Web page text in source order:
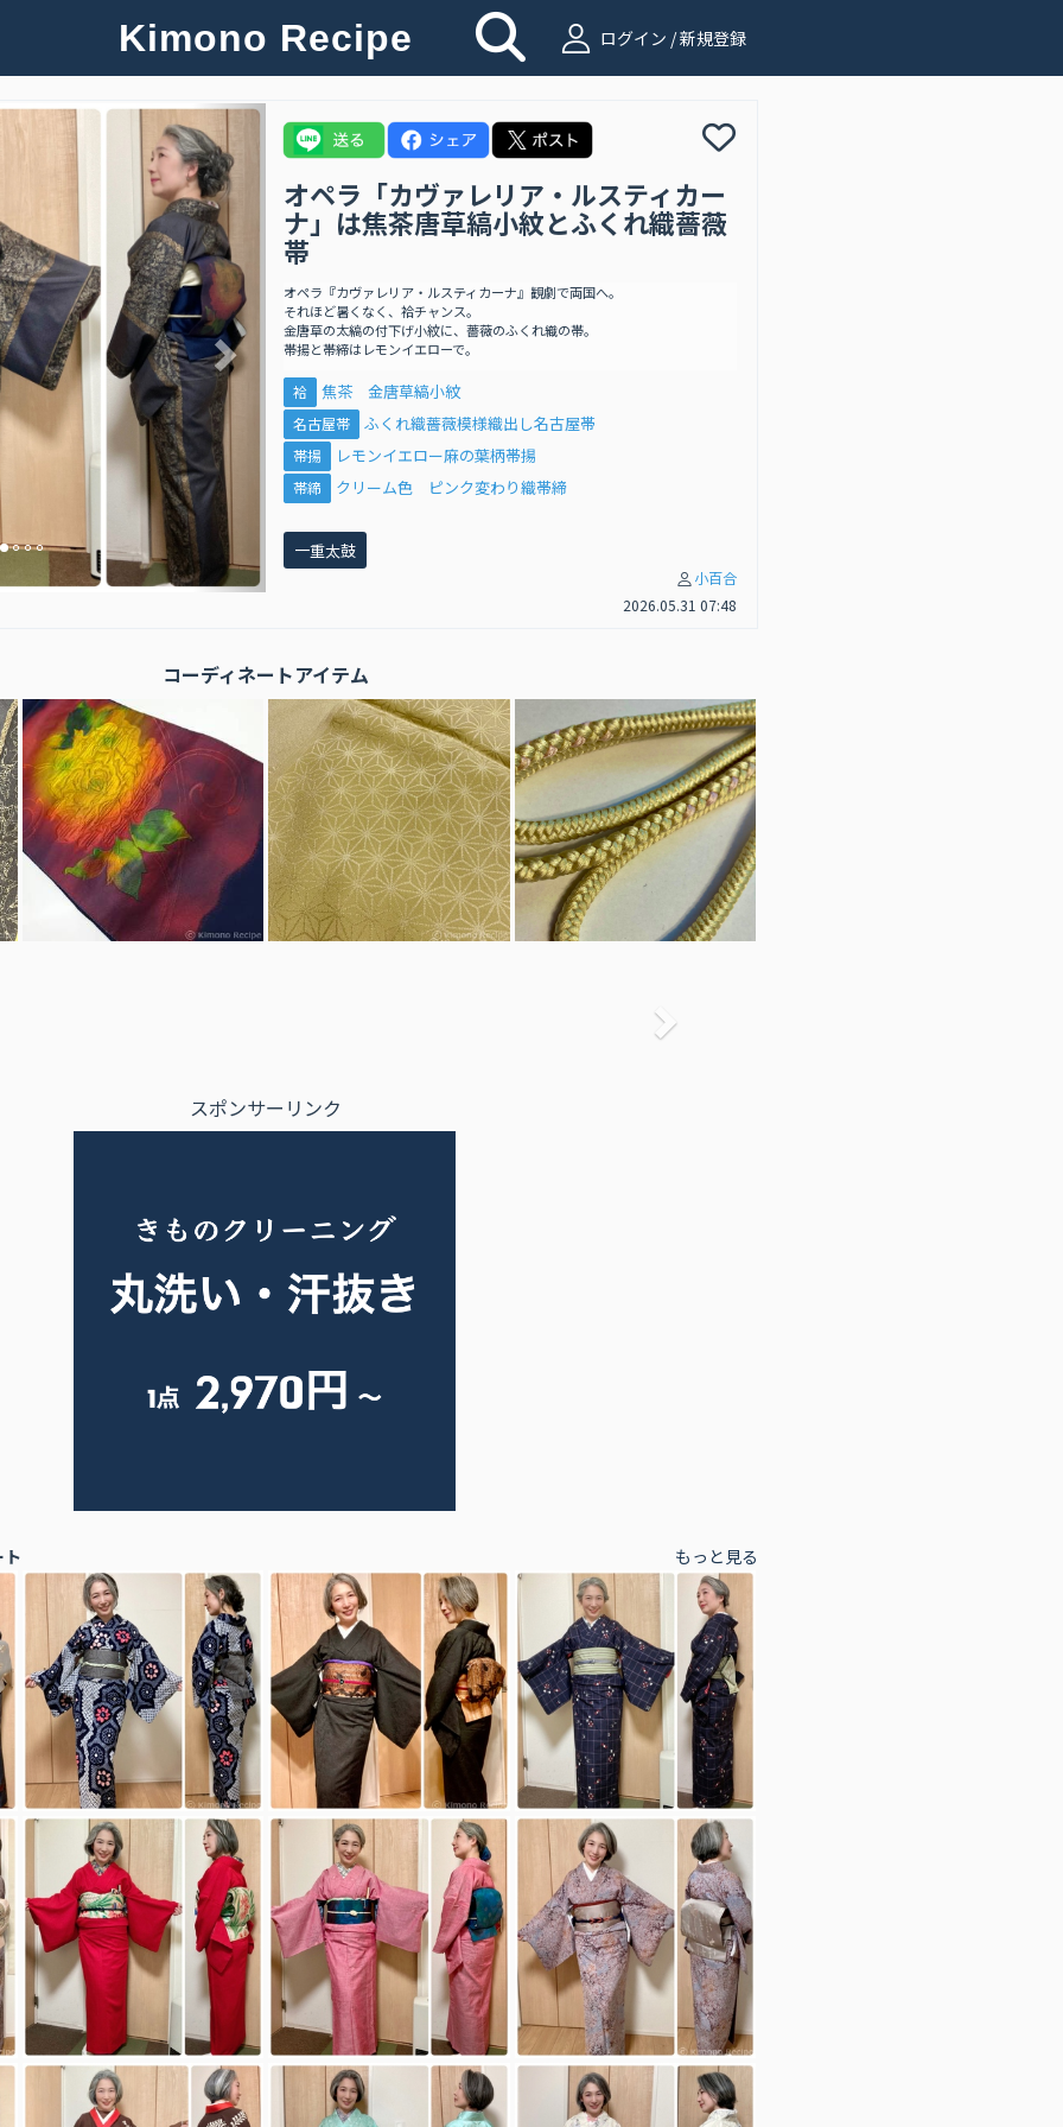
Kimono Recipe ログイン / 新規登録
Next
オペラ「カヴァレリア・ルスティカー
ナ」は焦茶唐草縞小紋とふくれ織薔薇
帯
オペラ『カヴァレリア・ルスティカーナ』観劇で両国へ。
それほど暑くなく、袷チャンス。
金唐草の太縞の付下げ小紋に、薔薇のふくれ織の帯。
帯揚と帯締はレモンイエローで。
袷 焦茶 金唐草縞小紋
名古屋帯 ふくれ織薔薇模様織出し名古屋帯
帯揚 レモンイエロー麻の葉柄帯揚
帯締 クリーム色 ピンク変わり織帯締
一重太鼓
小百合
2026.05.31 07:48
コーディネートアイテム
スポンサーリンク
もっと見る